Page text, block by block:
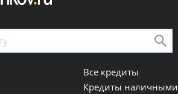
Все кредиты
Кредиты наличными